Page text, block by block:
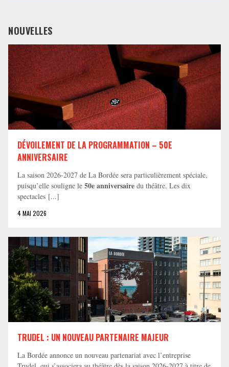
NOUVELLES
DÉVOILEMENT DE LA PROGRAMMATION – 50E
ANNIVERSAIRE
La saison 2026-2027 de La Bordée sera particulièrement spéciale,
puisqu’elle souligne le 50e anniversaire du théâtre. Les dix
spectacles [...]
4 MAI 2026
TRUDEL : UN NOUVEAU PARTENAIRE MAJEUR
La Bordée annonce un nouveau partenariat avec l’entreprise